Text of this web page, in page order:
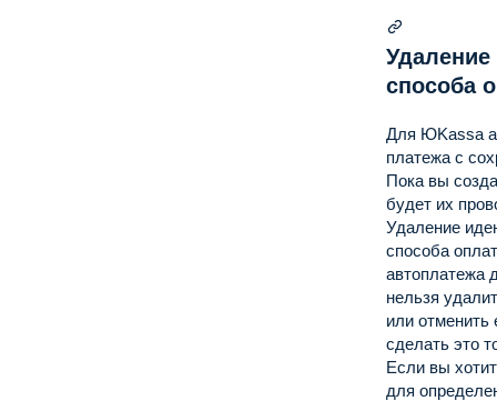
Удаление
способа
Для ЮKassa
платежа с
Пока вы
будет их
Удаление
способа
автоплатежа
нельзя
или отменить
сделать это
Если вы
для